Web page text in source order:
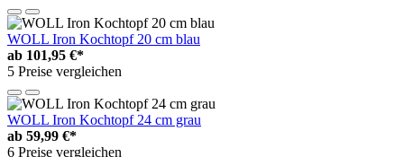
WOLL Iron Kochtopf 20 cm blau
ab 101,95 €*
5 Preise vergleichen
WOLL Iron Kochtopf 24 cm grau
ab 59,99 €*
6 Preise vergleichen